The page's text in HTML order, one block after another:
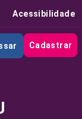
Acessibilidade
Cadastrar